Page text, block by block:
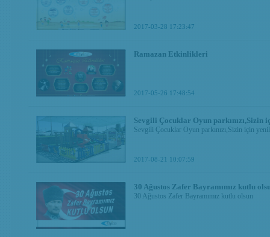
2017-03-28 17:23:47
Ramazan Etkinlikleri
2017-05-26 17:48:54
Sevgili Çocuklar Oyun parkınızı,Sizin
Sevgili Çocuklar Oyun parkınızı,Sizin için
2017-08-21 10:07:59
30 Ağustos Zafer Bayramımız kutlu
30 Ağustos Zafer Bayramımız kutlu olsun